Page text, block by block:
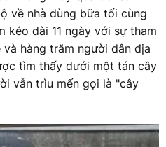
về nhà dùng bữa tối cùng
kéo dài 11 ngày với sự tham
hàng trăm người dân địa
tìm thấy dưới một tán cây
vẫn trìu mến gọi là "cây